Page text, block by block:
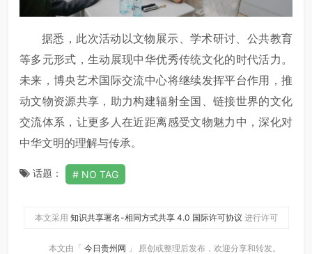
据悉，此次活动以文物展示、学术研讨、公共教育
等多元形式，生动展现中华优秀传统文化的时代活力。
未来，博央艺术国际交流中心将继续发挥平台作用，推
动文物资源共享，助力构建辐射全国、链接世界的文化
交流体系，让更多人在近距离感受文物魅力中，深化对
中华文明的理解与传承。
话题： NO TAG
本文采用 知识共享署名-相同方式共享 4.0 国际许可协议 进行许可
本文由「 今日贵州网 」 原创或整理后发布，欢迎分享和转发。